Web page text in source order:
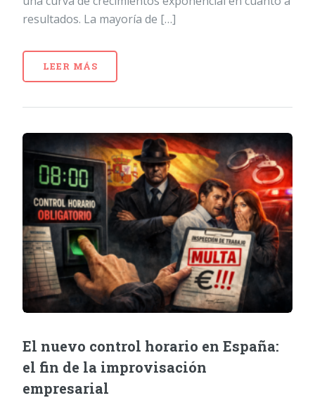
resultados. La mayoría de […]
LEER MÁS
El nuevo control horario en España:
el fin de la improvisación
empresarial